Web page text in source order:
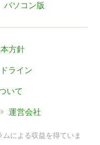
パソコン版
方針
ライン
いて
運営会社
による収益を得ていま